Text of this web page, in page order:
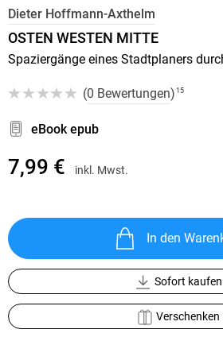
Dieter Hoffmann-Axthelm
OSTEN WESTEN MITTE
Spaziergänge eines Stadtplaners
(0 Bewertungen) 15
eBook epub
7,99 € inkl. Mwst.
In den
Sofort kaufen
Verschenken